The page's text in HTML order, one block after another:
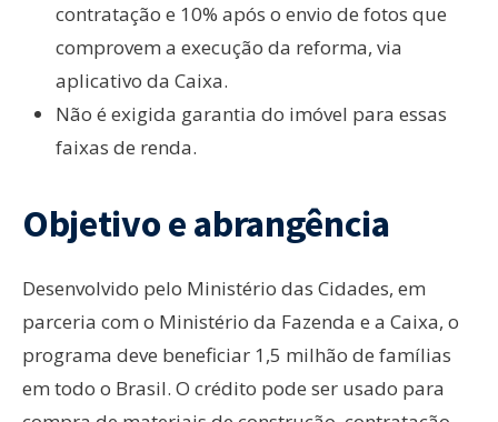
contratação e 10% após o envio de fotos que
comprovem a execução da reforma, via
aplicativo da Caixa.
Não é exigida garantia do imóvel para essas
faixas de renda.
Objetivo e abrangência
Desenvolvido pelo Ministério das Cidades, em
parceria com o Ministério da Fazenda e a Caixa, o
programa deve beneficiar 1,5 milhão de famílias
em todo o Brasil. O crédito pode ser usado para